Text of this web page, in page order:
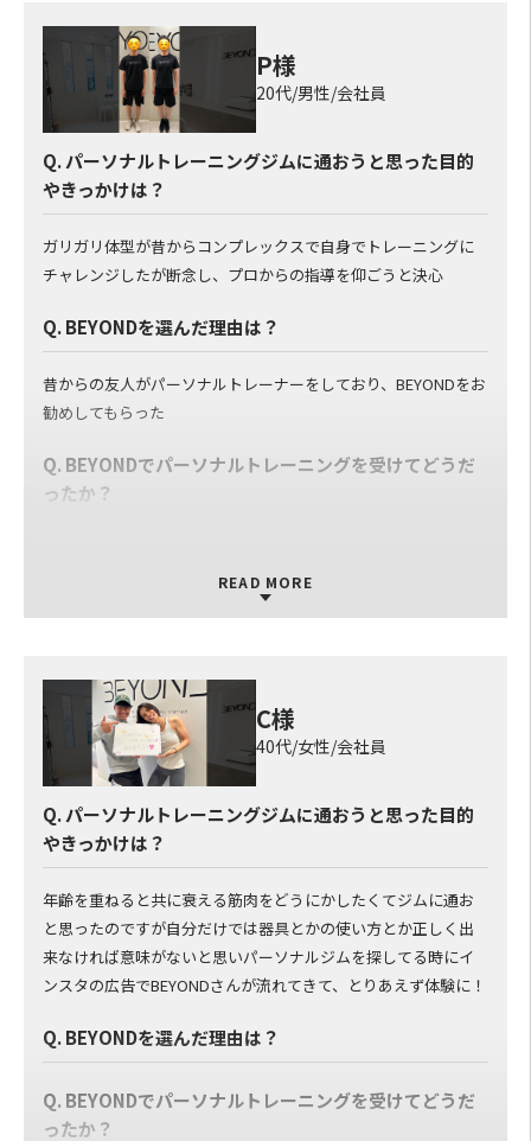
P様
20代/男性/会社員
Q. パーソナルトレーニングジムに通おうと思った目的
やきっかけは？
ガリガリ体型が昔からコンプレックスで自身でトレーニングに
チャレンジしたが断念し、プロからの指導を仰ごうと決心
Q. BEYONDを選んだ理由は？
昔からの友人がパーソナルトレーナーをしており、BEYONDをお
勧めしてもらった
Q. BEYONDでパーソナルトレーニングを受けてどうだ
ったか？
岩﨑:初心者にとって良いトレーナーだと思う。親しみやすくジ
その分の効果は絶大だと思います。
READ MORE
C様
40代/女性/会社員
Q. パーソナルトレーニングジムに通おうと思った目的
やきっかけは？
年齢を重ねると共に衰える筋肉をどうにかしたくてジムに通お
と思ったのですが自分だけでは器具とかの使い方とか正しく出
来なければ意味がないと思いパーソナルジムを探してる時にイ
ンスタの広告でBEYONDさんが流れてきて、とりあえず体験に！
Q. BEYONDを選んだ理由は？
Q. BEYONDでパーソナルトレーニングを受けてどうだ
ったか？